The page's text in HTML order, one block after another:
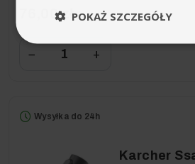
76,00 zł
− +
Wysyłka do 24h
Karcher
POKAŻ SZCZEGÓŁY